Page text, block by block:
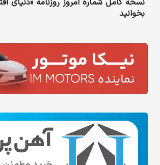
بخوانید